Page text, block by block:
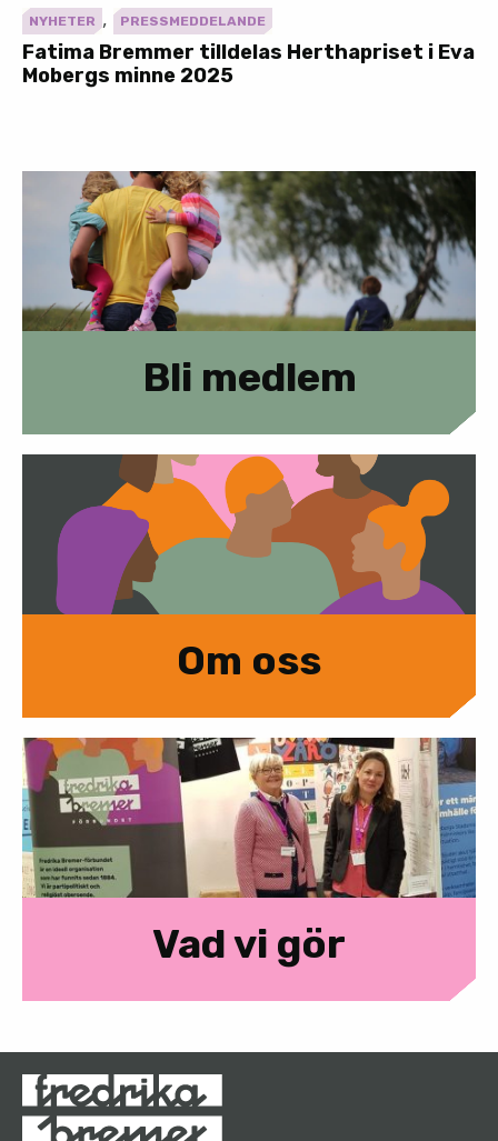
NYHETER , PRESSMEDDELANDE
Fatima Bremmer tilldelas Herthapriset i Eva
Mobergs minne 2025
Bli medlem
Om oss
Vad vi gör